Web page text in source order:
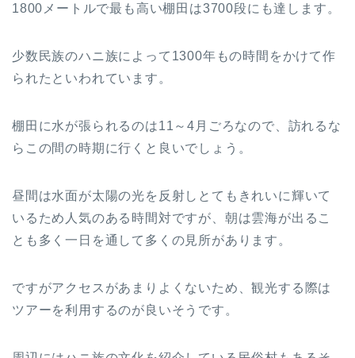
1800メートルで最も高い棚田は3700段にも達します。
少数民族のハニ族によって1300年もの時間をかけて作
られたといわれています。
棚田に水が張られるのは11～4月ごろなので、訪れるな
らこの間の時期に行くと良いでしょう。
昼間は水面が太陽の光を反射しとてもきれいに輝いて
いるため人気のある時間対ですが、朝は雲海が出るこ
とも多く一日を通して多くの見所があります。
ですがアクセスがあまりよくないため、観光する際は
ツアーを利用するのが良いそうです。